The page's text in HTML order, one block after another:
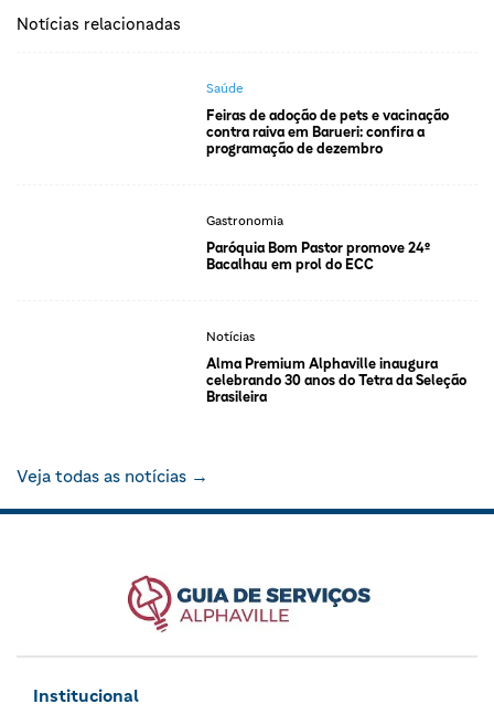
Notícias relacionadas
Saúde
Feiras de adoção de pets e vacinação
contra raiva em Barueri: confira a
programação de dezembro
Gastronomia
Paróquia Bom Pastor promove 24º
Bacalhau em prol do ECC
Notícias
Alma Premium Alphaville inaugura
celebrando 30 anos do Tetra da Seleção
Brasileira
Veja todas as notícias →
Institucional